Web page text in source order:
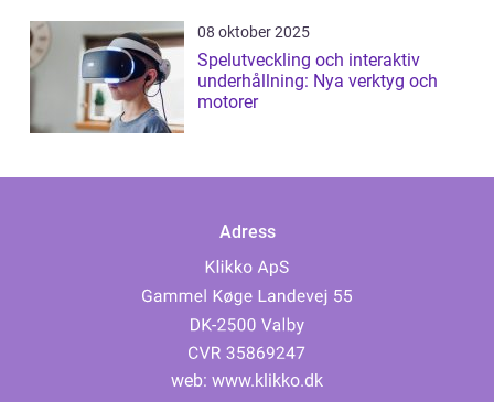
08 oktober 2025
Spelutveckling och interaktiv
underhållning: Nya verktyg och
motorer
Adress
web: www.klikko.dk